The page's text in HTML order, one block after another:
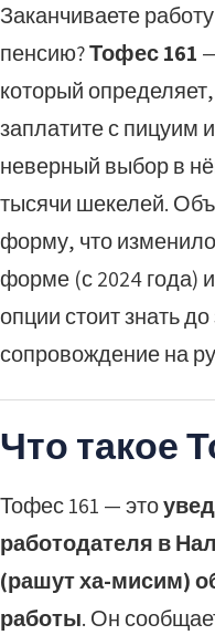
Заканчиваете
пенсию?Тофес 161
который
заплатите с пицуим
неверный выбор в
тысячи шекелей.
форму, что
форме (с 2024 года)
опции стоит знать
сопровождение на
Что такое
Тофес 161 — это
работодателя в
(рашут ха-мисим)
работы. Он